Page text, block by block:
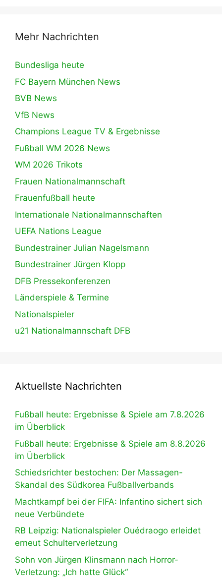
Mehr Nachrichten
Bundesliga heute
FC Bayern München News
BVB News
VfB News
Champions League TV & Ergebnisse
Fußball WM 2026 News
WM 2026 Trikots
Frauen Nationalmannschaft
Frauenfußball heute
Internationale Nationalmannschaften
UEFA Nations League
Bundestrainer Julian Nagelsmann
Bundestrainer Jürgen Klopp
DFB Pressekonferenzen
Länderspiele & Termine
Nationalspieler
u21 Nationalmannschaft DFB
Aktuellste Nachrichten
Fußball heute: Ergebnisse & Spiele am 7.8.2026
im Überblick
Fußball heute: Ergebnisse & Spiele am 8.8.2026
im Überblick
Schiedsrichter bestochen: Der Massagen-
Skandal des Südkorea Fußballverbands
Machtkampf bei der FIFA: Infantino sichert sich
neue Verbündete
RB Leipzig: Nationalspieler Ouédraogo erleidet
erneut Schulterverletzung
Sohn von Jürgen Klinsmann nach Horror-
Verletzung: „Ich hatte Glück“